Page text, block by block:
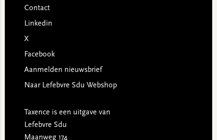
Contact
Linkedin
X
Facebook
Aanmelden nieuwsbrief
Naar Lefebvre Sdu Webshop
Taxence is een uitgave van
Lefebvre Sdu
Maanweg 174